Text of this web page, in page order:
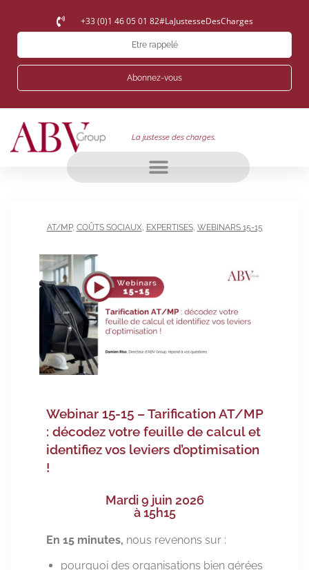
+33 (0)1 46 05 01 82#LaJustesseDesCharges
Etre rappelé
Abonnez-vous
La justesse des charges.
AT/MP, COÛTS SOCIAUX, EXPERTISES, WEBINARS 15-15
Webinar 15-15 – Tarification AT/MP
: décodez votre feuille de calcul et
identifiez vos leviers d’optimisation
!
Mardi 9 juin 2026
à 15h15
En 15 minutes, nous revenons sur :
pourquoi des organisations bien gérées